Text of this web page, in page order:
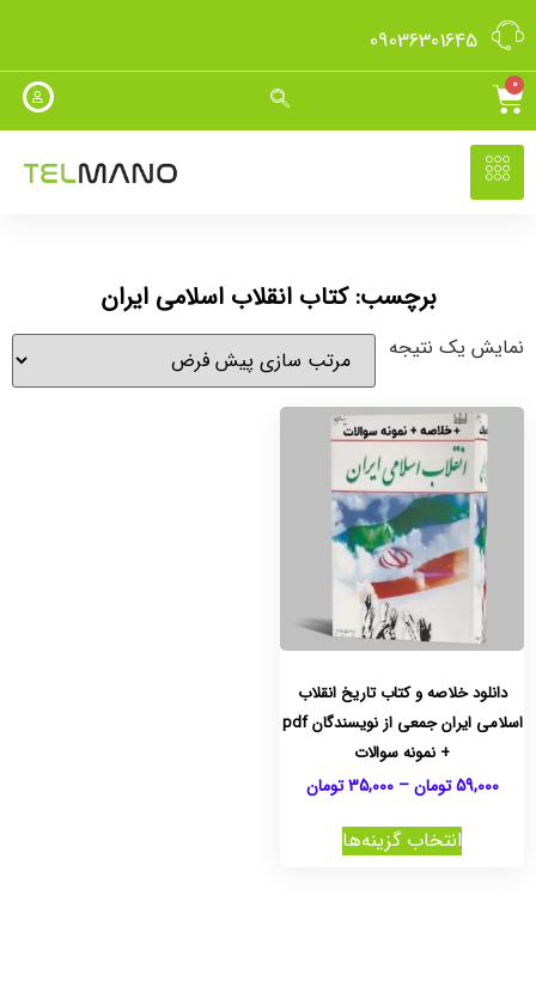
09036301645
0
برچسب: کتاب انقلاب اسلامی ایران
نمایش یک نتیجه
دانلود خلاصه و کتاب تاریخ انقلاب
اسلامی ایران جمعی از نویسندگان pdf
+ نمونه سوالات
59,000 تومان –
35,000 تومان
انتخاب گزینه‌ها